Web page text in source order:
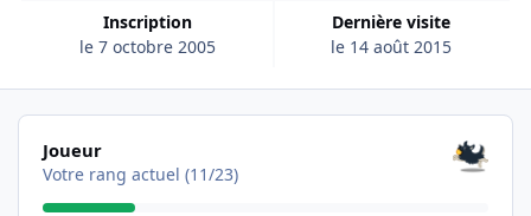
Inscription
le 7 octobre 2005
Dernière visite
le 14 août 2015
Les voir tous
Joueur
Votre rang actuel (11/23)